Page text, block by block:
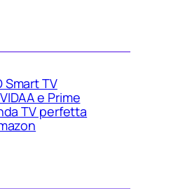
Smart TV
e Prime
TV perfetta